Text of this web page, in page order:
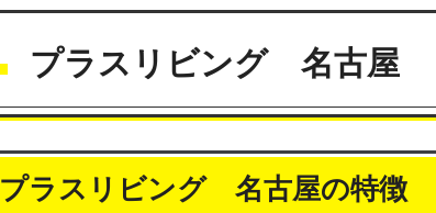
プラスリビング 名古屋
プラスリビング 名古屋の特徴